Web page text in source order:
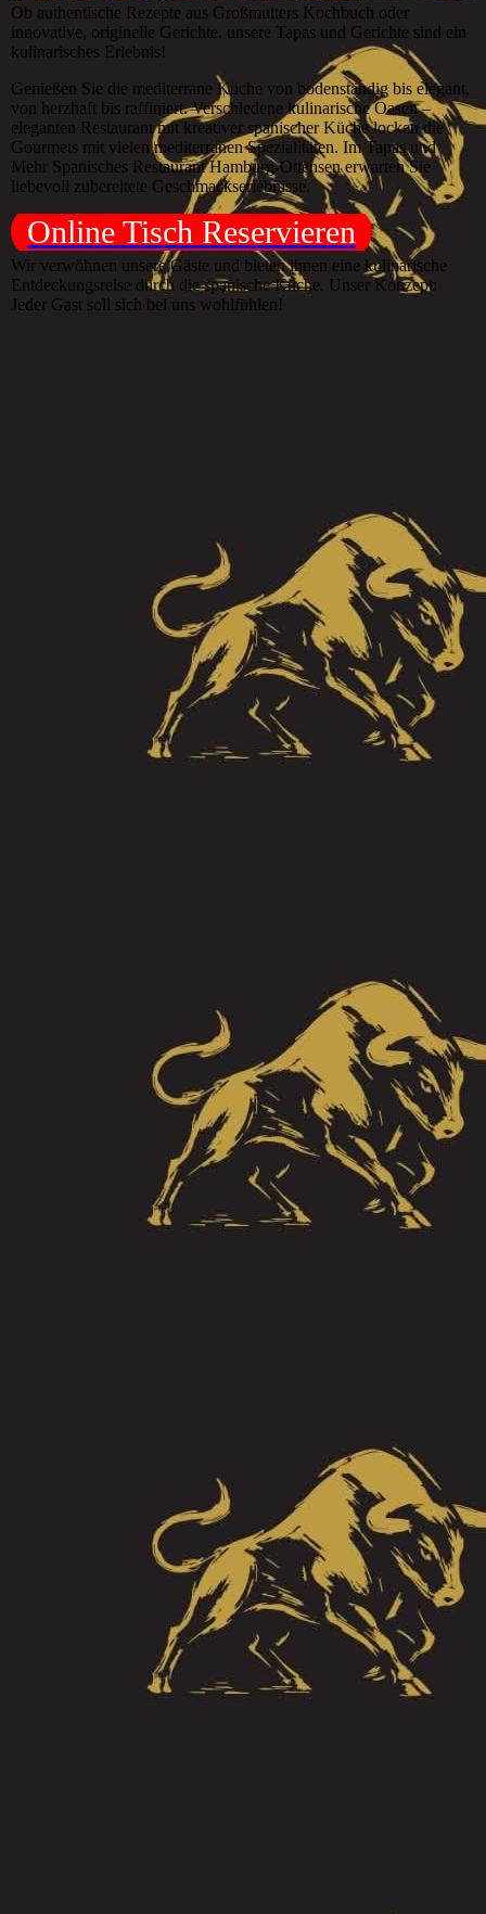
Ob authentische Rezepte aus Großmutters Kochbuch oder
innovative, originelle Gerichte. unsere Tapas und Gerichte sind ein
kulinarisches Erlebnis!
Genießen Sie die mediterrane Küche von bodenständig bis elegant,
von herzhaft bis raffiniert. Verschiedene kulinarische Oasen –
eleganten Restaurant mit kreativer spanischer Küche locken die
Gourmets mit vielen mediterranen Spezialitäten. Im Tapas und
Mehr Spanisches Restaurant Hamburg-Ottensen erwarten Sie
liebevoll zubereitete Geschmackserlebnisse.
Online Tisch Reservieren
Wir verwöhnen unsere Gäste und bieten ihnen eine kulinarische
Entdeckungsreise durch die spanische Küche. Unser Konzept:
Jeder Gast soll sich bei uns wohlfühlen!